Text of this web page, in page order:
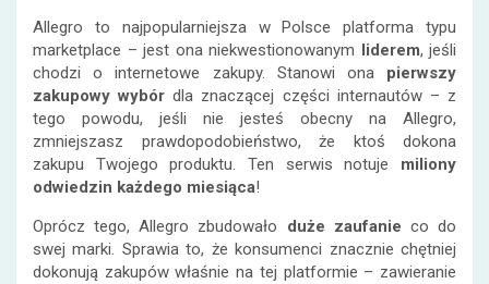
Allegro to najpopularniejsza w Polsce platforma typu
marketplace – jest ona niekwestionowanym liderem, jeśli
chodzi o internetowe zakupy. Stanowi ona pierwszy
zakupowy wybór dla znaczącej części internautów – z
tego powodu, jeśli nie jesteś obecny na Allegro,
zmniejszasz prawdopodobieństwo, że ktoś dokona
zakupu Twojego produktu. Ten serwis notuje miliony
odwiedzin każdego miesiąca!
Oprócz tego, Allegro zbudowało duże zaufanie co do
swej marki. Sprawia to, że konsumenci znacznie chętniej
dokonują zakupów właśnie na tej platformie – zawieranie